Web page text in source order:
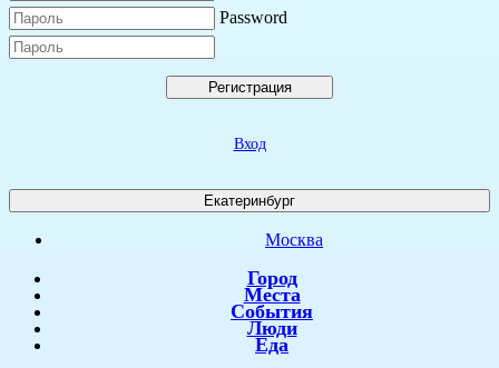
Password
Регистрация
Вход
Екатеринбург
Москва
Город
Места
События
Люди
Еда